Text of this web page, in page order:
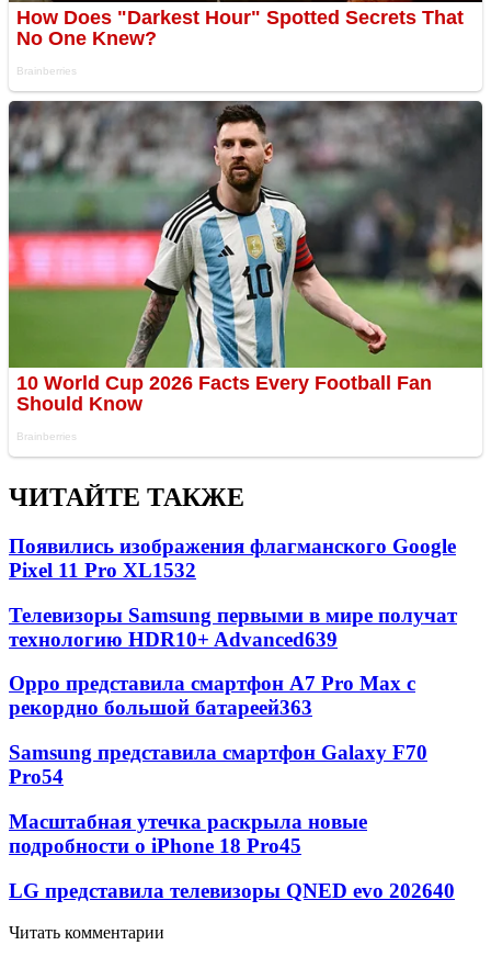
ЧИТАЙТЕ ТАКЖЕ
Появились изображения флагманского Google
Pixel 11 Pro XL1532
Телевизоры Samsung первыми в мире получат
технологию HDR10+ Advanced639
Oppo представила смартфон A7 Pro Max с
рекордно большой батареей363
Samsung представила смартфон Galaxy F70
Pro54
Масштабная утечка раскрыла новые
подробности о iPhone 18 Pro45
LG представила телевизоры QNED evo 202640
Читать комментарии